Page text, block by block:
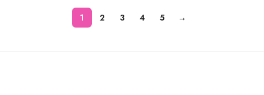
1 2 3 4 5 →